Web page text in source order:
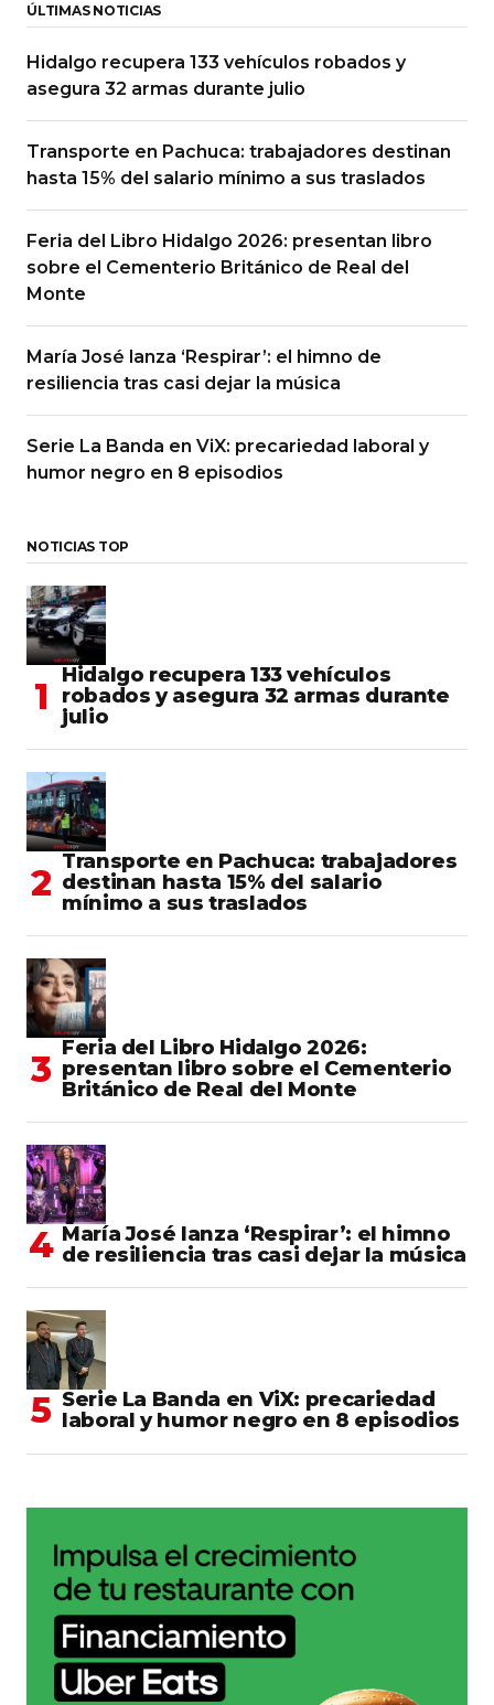
ÚLTIMAS NOTICIAS
Hidalgo recupera 133 vehículos robados y
asegura 32 armas durante julio
Transporte en Pachuca: trabajadores destinan
hasta 15% del salario mínimo a sus traslados
Feria del Libro Hidalgo 2026: presentan libro
sobre el Cementerio Británico de Real del
Monte
María José lanza ‘Respirar’: el himno de
resiliencia tras casi dejar la música
Serie La Banda en ViX: precariedad laboral y
humor negro en 8 episodios
NOTICIAS TOP
Hidalgo recupera 133 vehículos
robados y asegura 32 armas durante
julio
Transporte en Pachuca: trabajadores
destinan hasta 15% del salario
mínimo a sus traslados
Feria del Libro Hidalgo 2026:
presentan libro sobre el Cementerio
Británico de Real del Monte
María José lanza ‘Respirar’: el himno
de resiliencia tras casi dejar la música
Serie La Banda en ViX: precariedad
laboral y humor negro en 8 episodios